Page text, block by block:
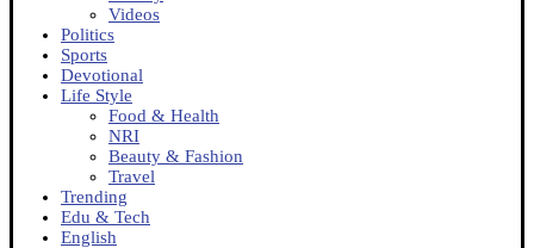
Videos
Politics
Sports
Devotional
Life Style
Food & Health
NRI
Beauty & Fashion
Travel
Trending
Edu & Tech
English